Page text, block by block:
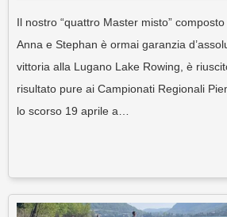
Il nostro “quattro Master misto”
Anna e Stephan è ormai garanzia
vittoria alla Lugano Lake Rowing, è
risultato pure ai Campionati Regionali
lo scorso 19 aprile a…